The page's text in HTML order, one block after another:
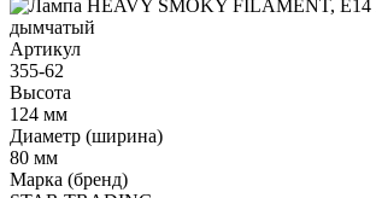
Артикул
355-62
Высота
124 мм
Диаметр (ширина)
80 мм
Марка (бренд)